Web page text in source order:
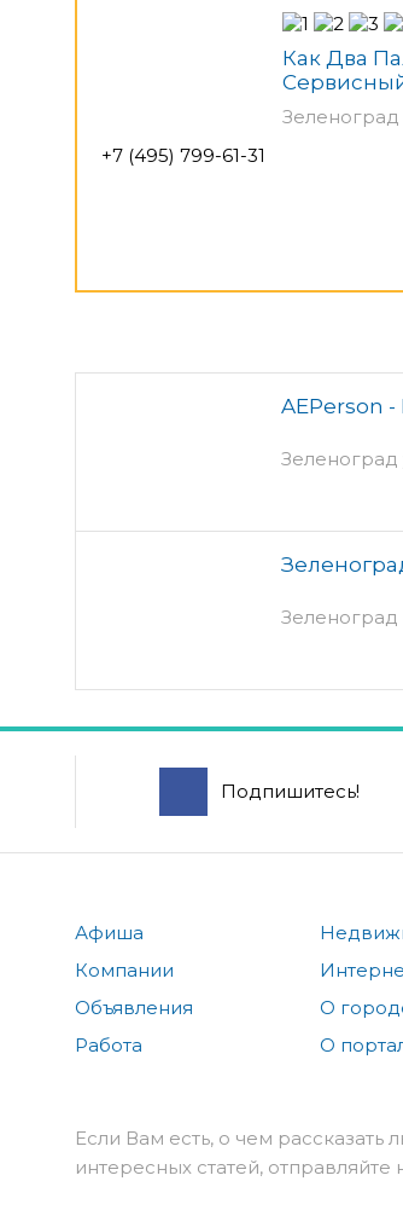
Как Два
+7 (495) 799-61-31
AEPerson
Зеленоград
Подпишитесь!
Афиша
Компании
Объявления
Работа
О
О
Если Вам есть, о чем рассказать
интересных статей, отправляйте